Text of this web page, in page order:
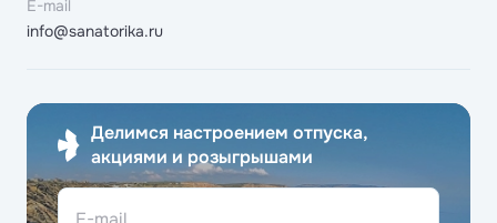
E-mail
info@sanatorika.ru
Делимся настроением отпуска,
акциями и розыгрышами